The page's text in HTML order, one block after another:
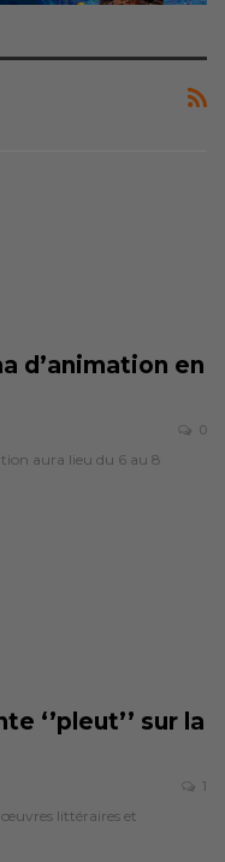
d’animation en
0
aura lieu du 6 au 8
‘’pleut’’ sur la
1
littéraires et